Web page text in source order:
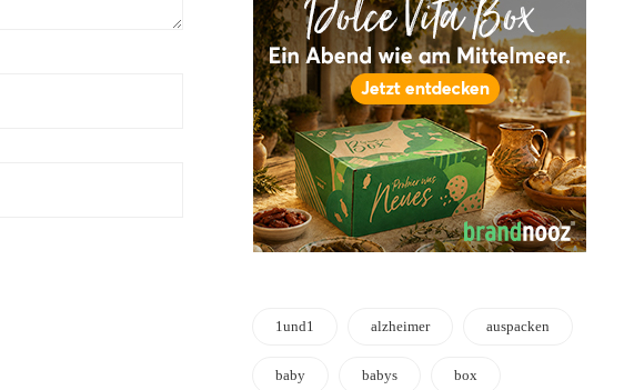
1und1 alzheimer auspacken
baby babys box